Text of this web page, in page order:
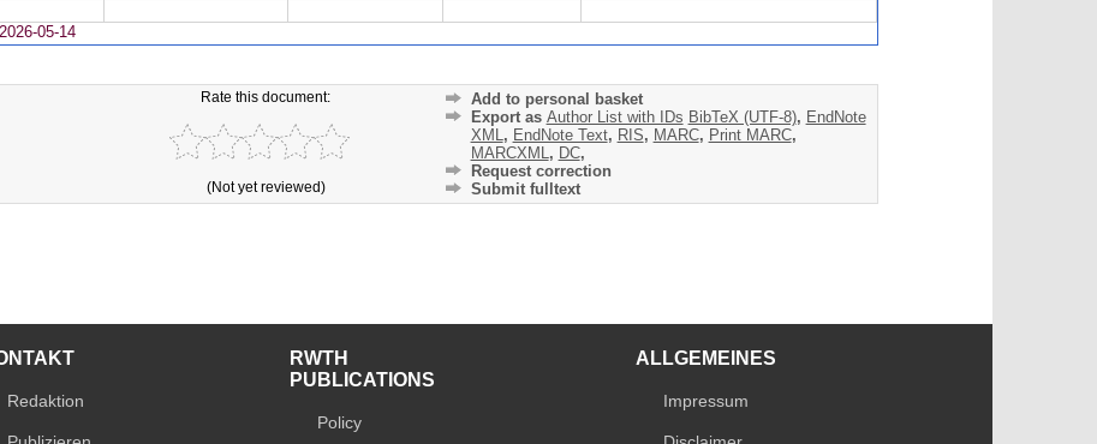
05-14
Rate this document:
(Not yet reviewed)
Add to personal basket
Export as Author List with IDs BibTeX (UTF-8), EndNote
XML, EndNote Text, RIS, MARC, Print MARC,
MARCXML, DC,
Request correction
Submit fulltext
Redaktion
RWTH
PUBLICATIONS
Policy
ALLGEMEINES
Impressum